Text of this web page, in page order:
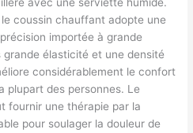
coussin chauffant adopte une
importée à grande
élasticité et une densité
considérablement le confort
plupart des personnes. Le
fournir une thérapie par la
pour soulager la douleur de